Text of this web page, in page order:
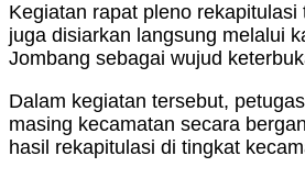
Kegiatan rapat pleno rekapitulasi
juga disiarkan langsung melalui
Jombang sebagai wujud
Dalam kegiatan tersebut,
masing kecamatan secara
hasil rekapitulasi di tingkat